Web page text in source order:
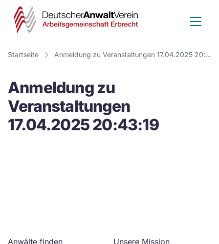
Deutscher
Anwalt
Verein
Startseite Anmeldung zu Veranstaltungen 17.04.2025 20:43:19
Anmeldung zu
Veranstaltungen
17.04.2025 20:43:19
Anwälte finden
Unsere Mission